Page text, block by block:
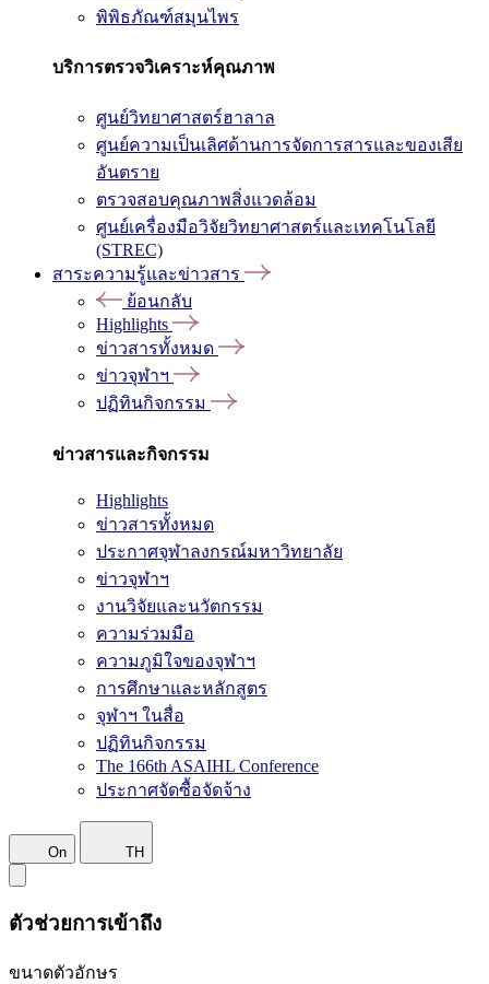
พิพิธภัณฑ์สมุนไพร
บริการตรวจวิเคราะห์คุณภาพ
ศูนย์วิทยาศาสตร์ฮาลาล
ศูนย์ความเป็นเลิศด้านการจัดการสารและของเสีย
อันตราย
ตรวจสอบคุณภาพสิ่งแวดล้อม
ศูนย์เครื่องมือวิจัยวิทยาศาสตร์และเทคโนโลยี
(STREC)
สาระความรู้และข่าวสาร
ย้อนกลับ
Highlights
ข่าวสารทั้งหมด
ข่าวจุฬาฯ
ปฏิทินกิจกรรม
ข่าวสารและกิจกรรม
Highlights
ข่าวสารทั้งหมด
ประกาศจุฬาลงกรณ์มหาวิทยาลัย
ข่าวจุฬาฯ
งานวิจัยและนวัตกรรม
ความร่วมมือ
ความภูมิใจของจุฬาฯ
การศึกษาและหลักสูตร
จุฬาฯ ในสื่อ
ปฏิทินกิจกรรม
The 166th ASAIHL Conference
ประกาศจัดซื้อจัดจ้าง
On TH
ตัวช่วยการเข้าถึง
ขนาดตัวอักษร